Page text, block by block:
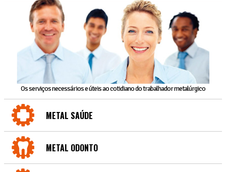
Os serviços necessários e úteis ao cotidiano do trabalhador metalúrgico
METAL SAÚDE
METAL ODONTO